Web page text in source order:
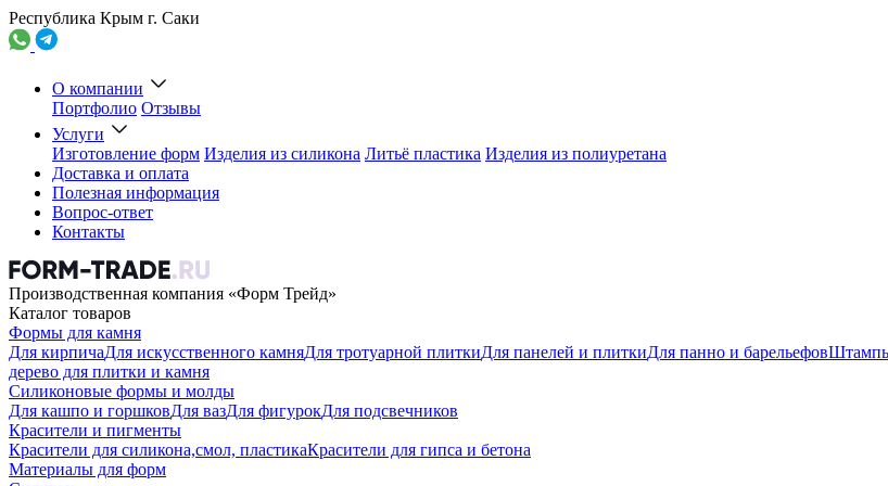
Республика Крым г. Саки
О компании
Портфолио Отзывы
Услуги
Изготовление форм Изделия из силикона Литьё пластика Изделия из полиуретана
Доставка и оплата
Полезная информация
Вопрос-ответ
Контакты
Производственная компания «Форм Трейд»
Каталог товаров
Формы для камня
Для кирпичаДля искусственного камняДля тротуарной плиткиДля панелей и плиткиДля панно и барельефовШтампы
дерево для плитки и камня
Силиконовые формы и молды
Для кашпо и горшковДля вазДля фигурокДля подсвечников
Красители и пигменты
Красители для силикона,смол, пластикаКрасители для гипса и бетона
Материалы для форм